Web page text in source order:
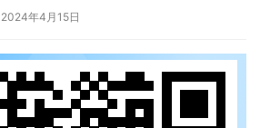
2024年4月15日